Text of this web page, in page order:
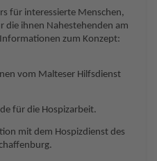
für interessierte Menschen,
die ihnen Nahestehenden am
zum Konzept:
vom Malteser Hilfsdienst
für die Hospizarbeit.
mit dem Hospizdienst des